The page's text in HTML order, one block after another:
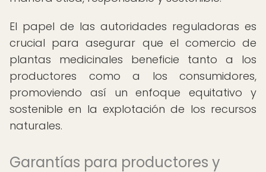
El papel de las autoridades reguladoras es
crucial para asegurar que el comercio de
plantas medicinales beneficie tanto a los
productores como a los consumidores,
promoviendo así un enfoque equitativo y
sostenible en la explotación de los recursos
naturales.
Garantías para productores y